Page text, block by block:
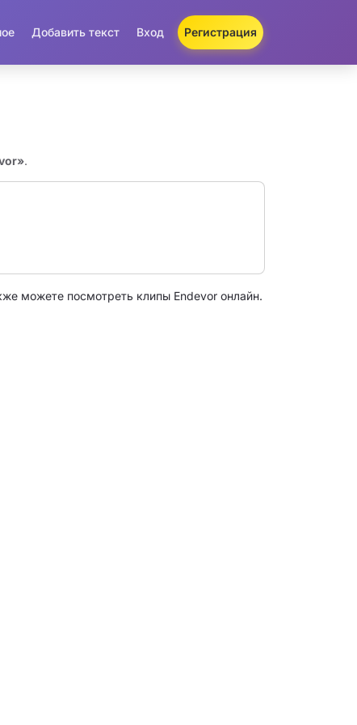
Добавить текст Вход Регистрация
.
можете посмотреть клипы Endevor онлайн.